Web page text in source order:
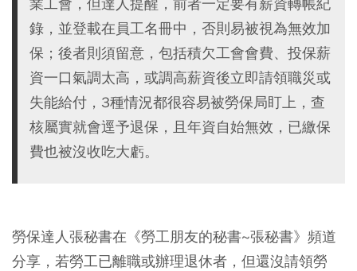
錄，並登載在員工名冊中，否則易被視為無效加
保；後者則須留意，包括積欠工會會費、投保薪
資一口氣調太高，或調高薪資後立即請領職災或
失能給付，3種情況都很容易被勞保局盯上，查
核屬實就會逕予退保，且年資自始無效，已繳保
費也被沒收吃大虧。
勞保達人張秘書在《勞工朋友的秘書~張秘書》頻道
分享，若勞工已離職或辦理退休者，但還沒請領勞